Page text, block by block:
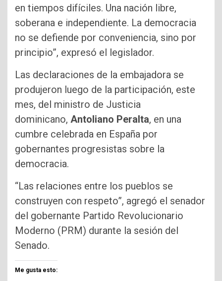
en tiempos difíciles. Una nación libre,
soberana e independiente. La democracia
no se defiende por conveniencia, sino por
principio”, expresó el legislador.
Las declaraciones de la embajadora se
produjeron luego de la participación, este
mes, del ministro de Justicia
dominicano, Antoliano Peralta, en una
cumbre celebrada en España por
gobernantes progresistas sobre la
democracia.
“Las relaciones entre los pueblos se
construyen con respeto”, agregó el senador
del gobernante Partido Revolucionario
Moderno (PRM) durante la sesión del
Senado.
Me gusta esto: